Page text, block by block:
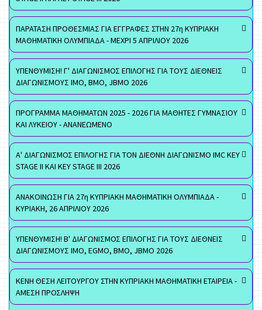
ΠΑΡΑΤΑΣΗ ΠΡΟΘΕΣΜΙΑΣ ΓΙΑ ΕΓΓΡΑΦΕΣ ΣΤΗΝ 27η ΚΥΠΡΙΑΚΗ
ΜΑΘΗΜΑΤΙΚΗ ΟΛΥΜΠΙΑΔΑ - ΜΕΧΡΙ 5 ΑΠΡΙΛΙΟΥ 2026
ΥΠΕΝΘΥΜΙΣΗ! Γ' ΔΙΑΓΩΝΙΣΜΟΣ ΕΠΙΛΟΓΗΣ ΓΙΑ ΤΟΥΣ ΔΙΕΘΝΕΙΣ
ΔΙΑΓΩΝΙΣΜΟΥΣ ΙΜΟ, ΒΜΟ, JBMO 2026
ΠΡΟΓΡΑΜΜΑ ΜΑΘΗΜΑΤΩΝ 2025 - 2026 ΓΙΑ ΜΑΘΗΤΕΣ ΓΥΜΝΑΣΙΟΥ
ΚΑΙ ΛΥΚΕΙΟΥ - ΑΝΑΝΕΩΜΕΝΟ
Α' ΔΙΑΓΩΝΙΣΜΟΣ ΕΠΙΛΟΓΗΣ ΓΙΑ ΤΟΝ ΔΙΕΘΝΗ ΔΙΑΓΩΝΙΣΜΟ IMC KEY
STAGE II ΚΑΙ KEY STAGE III 2026
ΑΝΑΚΟΙΝΩΣΗ ΓΙΑ 27η ΚΥΠΡΙΑΚΗ ΜΑΘΗΜΑΤΙΚΗ ΟΛΥΜΠΙΑΔΑ -
ΚΥΡΙΑΚΗ, 26 ΑΠΡΙΛΙΟΥ 2026
ΥΠΕΝΘΥΜΙΣΗ! Β' ΔΙΑΓΩΝΙΣΜΟΣ ΕΠΙΛΟΓΗΣ ΓΙΑ ΤΟΥΣ ΔΙΕΘΝΕΙΣ
ΔΙΑΓΩΝΙΣΜΟΥΣ ΙΜΟ, EGMO, ΒΜΟ, JBMO 2026
ΚΕΝΗ ΘΕΣΗ ΛΕΙΤΟΥΡΓΟΥ ΣΤΗΝ ΚΥΠΡΙΑΚΗ ΜΑΘΗΜΑΤΙΚΗ ΕΤΑΙΡΕΙΑ -
ΑΜΕΣΗ ΠΡΟΣΛΗΨΗ